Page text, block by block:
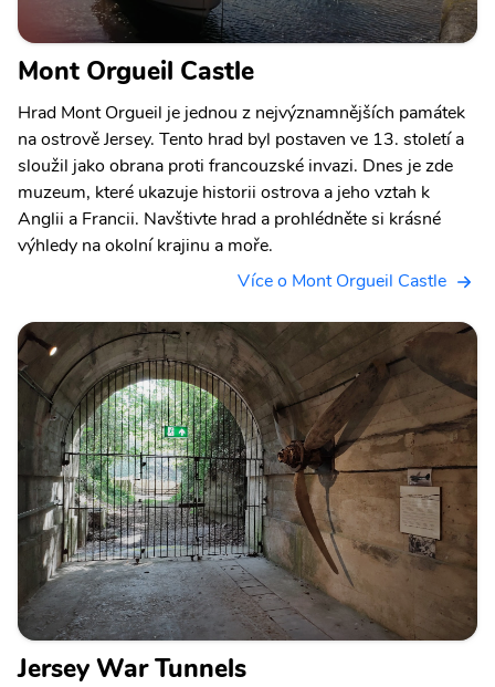
Mont Orgueil Castle
Hrad Mont Orgueil je jednou z nejvýznamnějších památek
na ostrově Jersey. Tento hrad byl postaven ve 13. století a
sloužil jako obrana proti francouzské invazi. Dnes je zde
muzeum, které ukazuje historii ostrova a jeho vztah k
Anglii a Francii. Navštivte hrad a prohlédněte si krásné
výhledy na okolní krajinu a moře.
Více o Mont Orgueil Castle
Jersey War Tunnels